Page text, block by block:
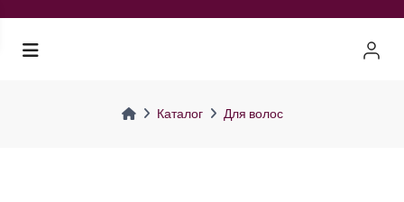
Каталог Для волос